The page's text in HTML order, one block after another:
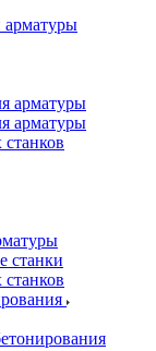
арматуры
арматуры
арматуры
станки